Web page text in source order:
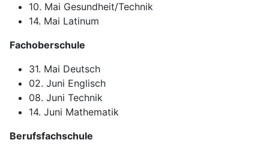
10. Mai Gesundheit/Technik
14. Mai Latinum
Fachoberschule
31. Mai Deutsch
02. Juni Englisch
08. Juni Technik
14. Juni Mathematik
Berufsfachschule